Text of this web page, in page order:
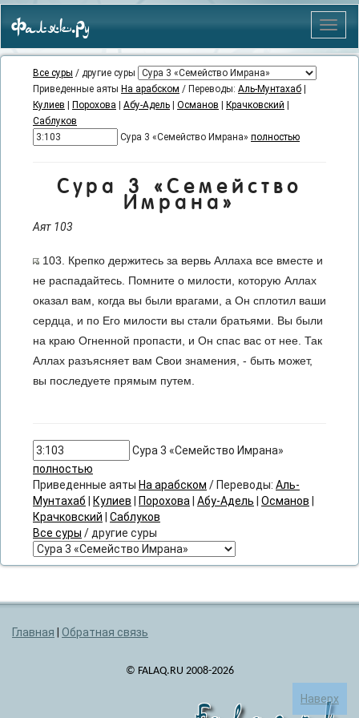
Меню
Фаляк.Ру
Все суры / другие суры
Приведенные аяты На арабском / Переводы: Аль-Мунтахаб
Кулиев
Порохова Абу-Адель Османов Крачковский
Саблуков
Сура 3 «Семейство Имрана» полностью
Сура 3 «Семейство
Имрана»
Аят 103
103. Крепко держитесь за вервь Аллаха все вместе и
не распадайтесь. Помните о милости, которую Аллах
оказал вам, когда вы были врагами, а Он сплотил ваши
сердца, и по Его милости вы стали братьями. Вы были
на краю Огненной пропасти, и Он спас вас от нее. Так
Аллах разъясняет вам Свои знамения, - быть может,
вы последуете прямым путем.
Сура 3 «Семейство Имрана»
полностью
Приведенные аяты На арабском / Переводы: Аль-
Мунтахаб
Кулиев Порохова Абу-Адель Османов
Крачковский
Саблуков
Все суры / другие суры
Наверх
Главная Обратная связь
© FALAQ.RU 2008-2026